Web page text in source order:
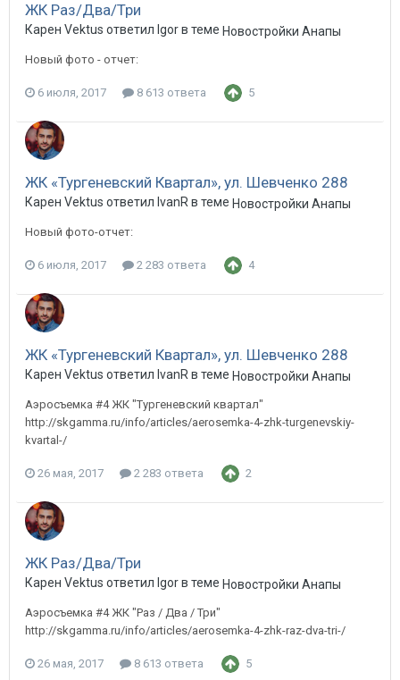
ЖК Раз/Два/Три
Карен Vektus ответил Igor в теме Новостройки Анапы
Новый фото - отчет:
6 июля, 2017 8 613 ответа 5
ЖК «Тургеневский Квартал», ул. Шевченко 288
Карен Vektus ответил IvanR в теме Новостройки Анапы
Новый фото-отчет:
6 июля, 2017 2 283 ответа 4
ЖК «Тургеневский Квартал», ул. Шевченко 288
Карен Vektus ответил IvanR в теме Новостройки Анапы
Аэросъемка #4 ЖК "Тургеневский квартал"
http://skgamma.ru/info/articles/aerosemka-4-zhk-turgenevskiy-
kvartal-/
26 мая, 2017 2 283 ответа 2
ЖК Раз/Два/Три
Карен Vektus ответил Igor в теме Новостройки Анапы
Аэросъемка #4 ЖК "Раз / Два / Три"
http://skgamma.ru/info/articles/aerosemka-4-zhk-raz-dva-tri-/
26 мая, 2017 8 613 ответа 5